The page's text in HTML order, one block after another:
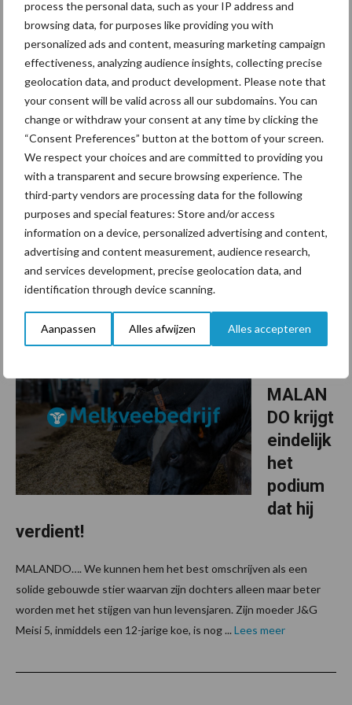
process the personal data, such as your IP address and
browsing data, for purposes like providing you with
personalized ads and content, measuring marketing campaign
effectiveness, analyzing audience insights, collecting precise
geolocation data, and product development. Please note that
your consent will be valid across all our subdomains. You can
change or withdraw your consent at any time by clicking the
“Consent Preferences” button at the bottom of your screen.
We respect your choices and are committed to providing you
with a transparent and secure browsing experience. The
third-party vendors are processing data for the following
purposes and special features: Store and/or access
information on a device, personalized advertising and content,
advertising and content measurement, audience research,
and services development, precise geolocation data, and
identification through device scanning.
Aanpassen Alles afwijzen Alles accepteren
versiert en met bloemen ...Lees meer
Praktijk
gids
voor een
winstge
vend
melkvee
bedrijf
28 januari 2015
Economie & Melken Door het wegvallen van de melkquotering
per 1 april 2015, is het thema 'economie in de melkveehouderij'
actueler dan ooit. Een succesvolle melkveehouder beheerst de
economische kengetallen van zijn ...Lees meer
Allround
MALAN
DO krijgt
eindelijk
het
podium
dat hij
verdient!
16 mei 2014
MALANDO…. We kunnen hem het best omschrijven als een
solide gebouwde stier waarvan zijn dochters alleen maar beter
worden met het stijgen van hun levensjaren. Zijn moeder J&G
Meisi 5, inmiddels een 12-jarige koe, is nog ... Lees meer